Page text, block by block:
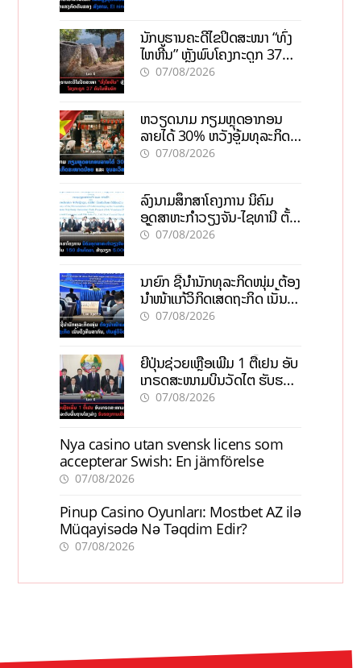
ນັກບູຮານຄະດີໄຂປິດສະໜາ “ທົ່ງ
ໄຫຫີນ” ຫຼັງພົບໂຄງກະດູກ 37
ຄົນໃນຫີນຍັກ
07/08/2026
ຫວຽດນາມ ກຽມຫຼຸດອາກອນ
ລາຍໄດ້ 30% ຫວັງອູ້ມທຸລະກິດ
ຂະໜາດນ້ອຍ ແລະ ຈຸນລະ
07/08/2026
ລົງນາມສຶກສາໂຄງການ ນິຄົມ
ອຸດສາຫະກຳວຽງຈັນ-ໄຊທານີ ຕັ້ງ
ເປົ້າດຶງທຶນ 150 ລ້ານໂດລາ, ສ້າງ
07/08/2026
ນາຍົກ ຊີ້ນຳນັກທຸລະກິດໜຸ່ມ ຕ້ອງ
ນຳໜ້າແກ້ວິກິດເສດຖະກິດ ເນັ້ນດຶງ
ທຶນສາກົນ, ຫັນສູ່ດິຈິຕອນ
07/08/2026
ຍີ່ປຸ່ນຊ່ວຍເຫຼືອເພີ່ມ 1 ຕື້ເຢນ ອັບ
ເກຣດສະໜາມບິນວັດໄຕ ຮັບຮອງ
ການເຕີບໂຕ
07/08/2026
Nya casino utan svensk licens som
accepterar Swish: En jämförelse
07/08/2026
Pinup Casino Oyunları: Mostbet AZ ilə
Müqayisədə Nə Təqdim Edir?
07/08/2026